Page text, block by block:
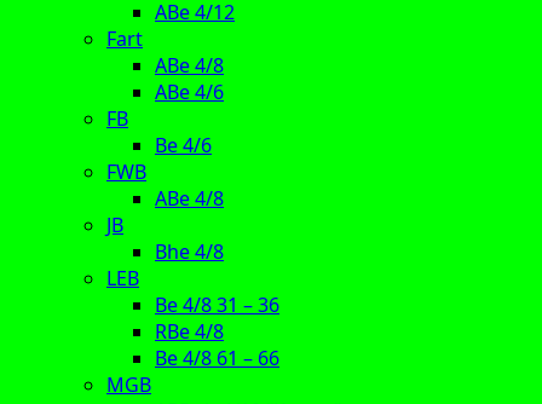
ABe 4/12
Fart
ABe 4/8
ABe 4/6
FB
Be 4/6
FWB
ABe 4/8
JB
Bhe 4/8
LEB
Be 4/8 31 – 36
RBe 4/8
Be 4/8 61 – 66
MGB